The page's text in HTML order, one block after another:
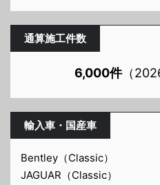
通算施工件数
6,000件（
輸入車・国産車
Bentley（Classic）
JAGUAR（Classic）